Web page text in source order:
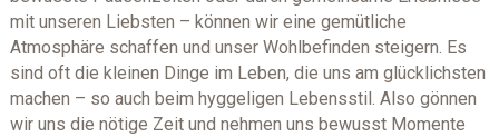
mit unseren Liebsten – können wir eine gemütliche
Atmosphäre schaffen und unser Wohlbefinden steigern. Es
sind oft die kleinen Dinge im Leben, die uns am glücklichsten
machen – so auch beim hyggeligen Lebensstil. Also gönnen
wir uns die nötige Zeit und nehmen uns bewusst Momente